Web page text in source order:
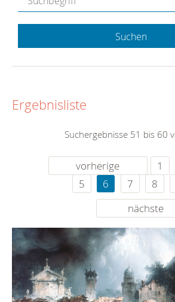
Suchen
Ergebnisliste
Suchergebnisse 51 bis 60
vorherige 1
5
6 7 8
nächste